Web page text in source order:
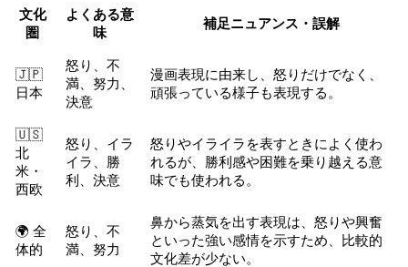
文化
圏
よくある意
味
補足ニュアンス・誤解
🇯🇵
日本
怒り、不
満、努力、
決意
漫画表現に由来し、怒りだけでなく、
頑張っている様子も表現する。
🇺🇸
北
米・
西欧
怒り、イラ
イラ、勝
利、決意
怒りやイライラを表すときによく使わ
れるが、勝利感や困難を乗り越える意
味でも使われる。
🌍 全
体的
怒り、不
満、努力
鼻から蒸気を出す表現は、怒りや興奮
といった強い感情を示すため、比較的
文化差が少ない。